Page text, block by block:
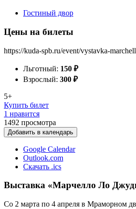
Гостиный двор
Цены на билеты
https://kuda-spb.ru/event/vystavka-
Льготный: 150 ₽
Взрослый: 300 ₽
5+
Купить билет
1 нравится
1492 просмотра
Добавить в календарь
Google Calendar
Outlook.com
Скачать .ics
Выставка «Марчелло Ло
Со 2 марта по 4 апреля в Мраморном